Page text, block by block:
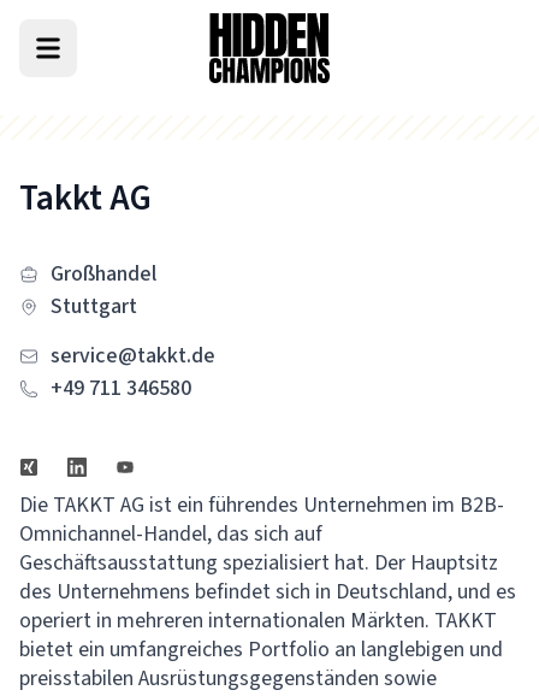
Takkt AG
Großhandel
Stuttgart
service@takkt.de
+49 711 346580
Die TAKKT AG ist ein führendes Unternehmen im B2B-
Omnichannel-Handel, das sich auf
Geschäftsausstattung spezialisiert hat. Der Hauptsitz
des Unternehmens befindet sich in Deutschland, und es
operiert in mehreren internationalen Märkten. TAKKT
bietet ein umfangreiches Portfolio an langlebigen und
preisstabilen Ausrüstungsgegenständen sowie